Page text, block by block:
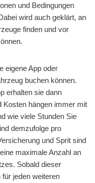
und Bedingungen
wird auch geklärt, an
finden und vor
eigene App oder
buchen können.
erhalten sie dann
Kosten hängen immer mit
wie viele Stunden Sie
demzufolge pro
und Sprit sind
maximale Anzahl an
Sobald dieser
jeden weiteren